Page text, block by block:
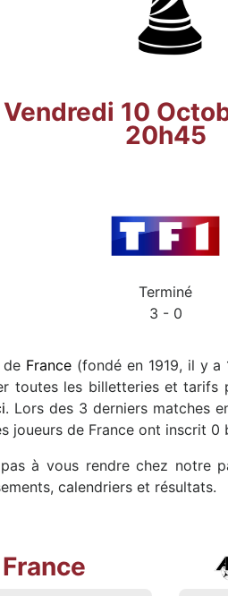
Vendredi 10
20h45
Terminé
3 - 0
France(fondé en 1919, il y a
toutes les billetteries et tarifs
. Lors des 3 derniers matches
joueurs de France ont inscrit
à vous rendre chez notre
calendriers et résultats.